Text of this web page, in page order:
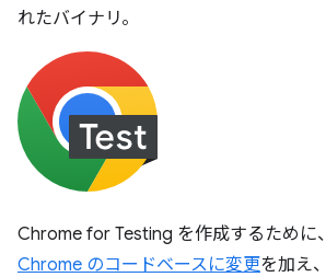
れたバイナリ。
Chrome for Testing を作成するために、
Chrome のコードベースに変更を加え